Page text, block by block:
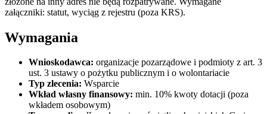
załączniki: statut, wyciąg z rejestru (poza KRS).
Wymagania
Wnioskodawca: organizacje pozarządowe i podmioty z art. 3
ust. 3 ustawy o pożytku publicznym i o wolontariacie
Typ zlecenia: Wsparcie
Wkład własny finansowy: min. 10% kwoty dotacji (poza
wkładem osobowym)